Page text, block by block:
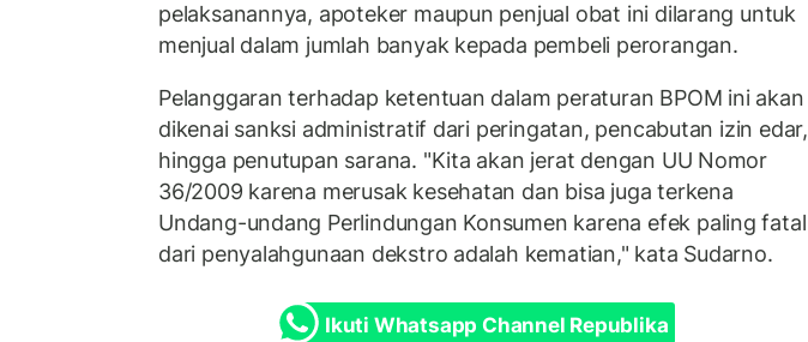
pelaksanannya, apoteker maupun penjual obat ini dilarang untuk
menjual dalam jumlah banyak kepada pembeli perorangan.
Pelanggaran terhadap ketentuan dalam peraturan BPOM ini akan
dikenai sanksi administratif dari peringatan, pencabutan izin edar,
hingga penutupan sarana. "Kita akan jerat dengan UU Nomor
36/2009 karena merusak kesehatan dan bisa juga terkena
Undang-undang Perlindungan Konsumen karena efek paling fatal
dari penyalahgunaan dekstro adalah kematian," kata Sudarno.
Ikuti Whatsapp Channel Republika